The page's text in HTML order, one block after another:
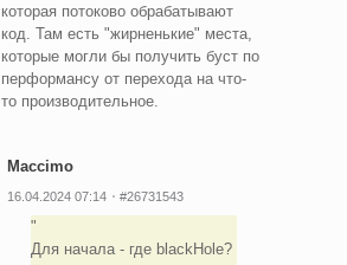
которая потоково обрабатывают
код. Там есть "жирненькие" места,
которые могли бы получить буст по
перформансу от перехода на что-
то производительное.
Maccimo
16.04.2024 07:14 #26731543
Для начала - где blackHole?